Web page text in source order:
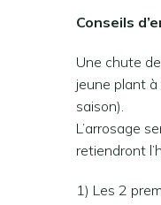
Conseils
Une chute
jeune plant à
saison).
L’arrosage
retiendront
1) Les 2